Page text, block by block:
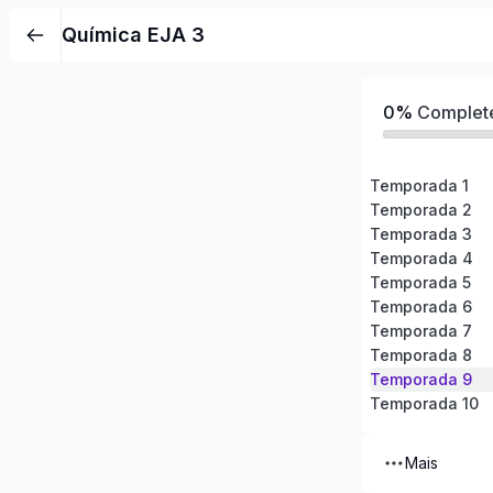
para
Química EJA 3
0%
Temporada 1
Temporada 2
Temporada 3
Temporada 4
Temporada 5
Temporada 6
Temporada 7
Temporada 8
Temporada 9
Temporada 10
Mais